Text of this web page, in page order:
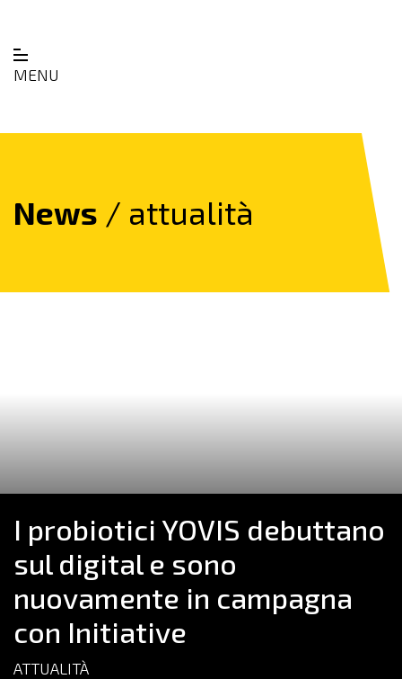
MENU
News / attualità
I probiotici YOVIS debuttano
sul digital e sono
nuovamente in campagna
con Initiative
ATTUALITÀ